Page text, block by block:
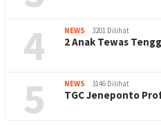
4 NEWS 3201 Dilihat
2 Anak Tewas
5 NEWS 3146 Dilihat
TGC Jeneponto